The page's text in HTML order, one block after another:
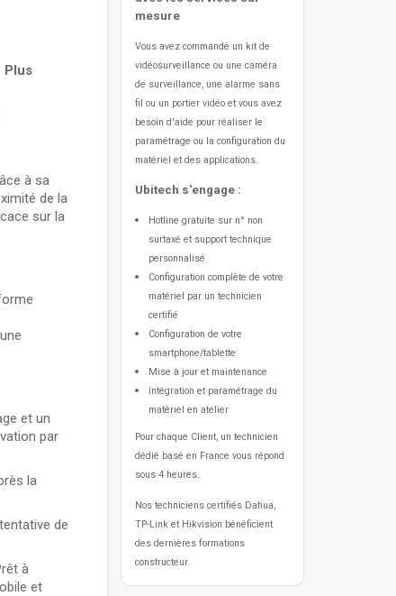
Plus
à sa
de la
sur la
et un
par
la
de
à
et
mesure
Vous avez commandé un kit de
vidéosurveillance ou une caméra
de surveillance, une alarme sans
fil ou un portier vidéo et vous avez
besoin d'aide pour réaliser le
paramétrage ou la configuration du
matériel et des applications.
Ubitech s'engage :
Hotline gratuite sur n° non
surtaxé et support technique
personnalisé
Configuration complète de votre
matériel par un technicien
certifié
Configuration de votre
smartphone/tablette
Mise à jour et maintenance
Intégration et paramétrage du
matériel en atelier
Pour chaque Client, un technicien
dédié basé en France vous répond
sous 4 heures.
Nos techniciens certifiés Dahua,
TP-Link et Hikvision bénéficient
des dernières formations
constructeur.